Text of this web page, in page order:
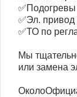
✅Подогревы
✅Эл. привод
✅ТО по
Мы
или замена